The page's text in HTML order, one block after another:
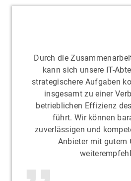
Durch die
kann sich unsere IT-
strategischere Aufgaben
insgesamt zu einer
betrieblichen Effizienz
führt. Wir können
zuverlässigen und
Anbieter mit gutem